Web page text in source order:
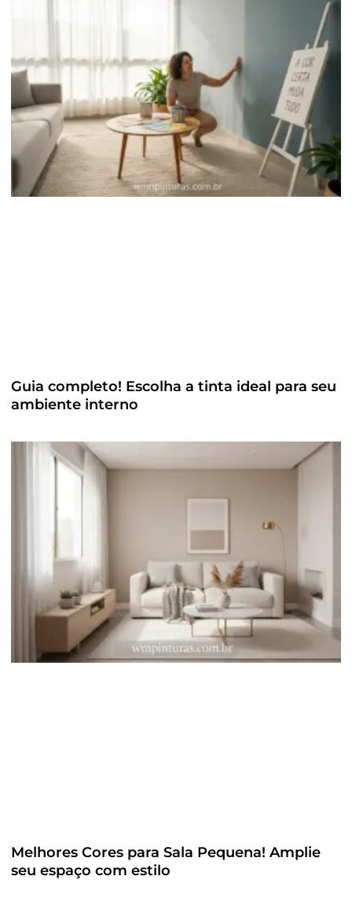
Guia completo! Escolha a tinta ideal para seu
ambiente interno
Melhores Cores para Sala Pequena! Amplie
seu espaço com estilo